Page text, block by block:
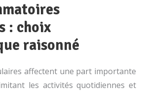
: choix
raisonné
affectent une part importante
les activités quotidiennes et